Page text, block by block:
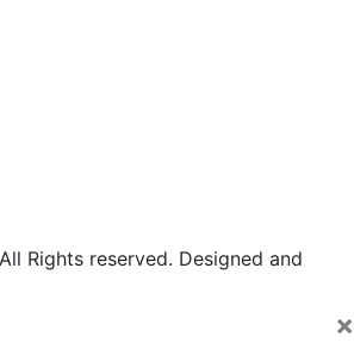
Rights reserved. Designed and
×